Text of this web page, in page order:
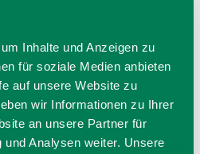
Inhalte und Anzeigen zu
für soziale Medien anbieten
auf unsere Website zu
wir Informationen zu Ihrer
an unsere Partner für
Analysen weiter. Unsere
Urlaubszeiten erfahren Sie
(siehe Link) oder
Telefonnummer!